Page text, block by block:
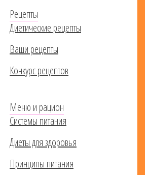
Рецепты
Диетические рецепты
Ваши рецепты
Конкурс рецептов
Меню и рацион
Системы питания
Диеты для здоровья
Принципы питания